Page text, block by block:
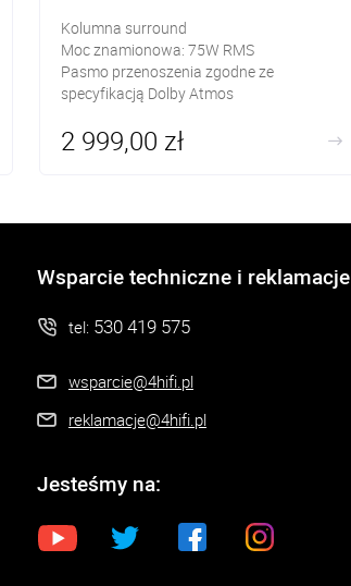
Kolumna surround
Moc znamionowa: 75W RMS
Pasmo przenoszenia zgodne ze
specyfikacją Dolby Atmos
2 999,00 zł
Wsparcie techniczne i reklamacje
tel: 530 419 575
wsparcie@4hifi.pl
reklamacje@4hifi.pl
Jesteśmy na: